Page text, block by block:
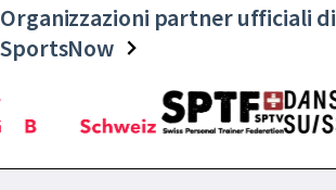
Organizzazioni partner ufficiali di
SportsNow